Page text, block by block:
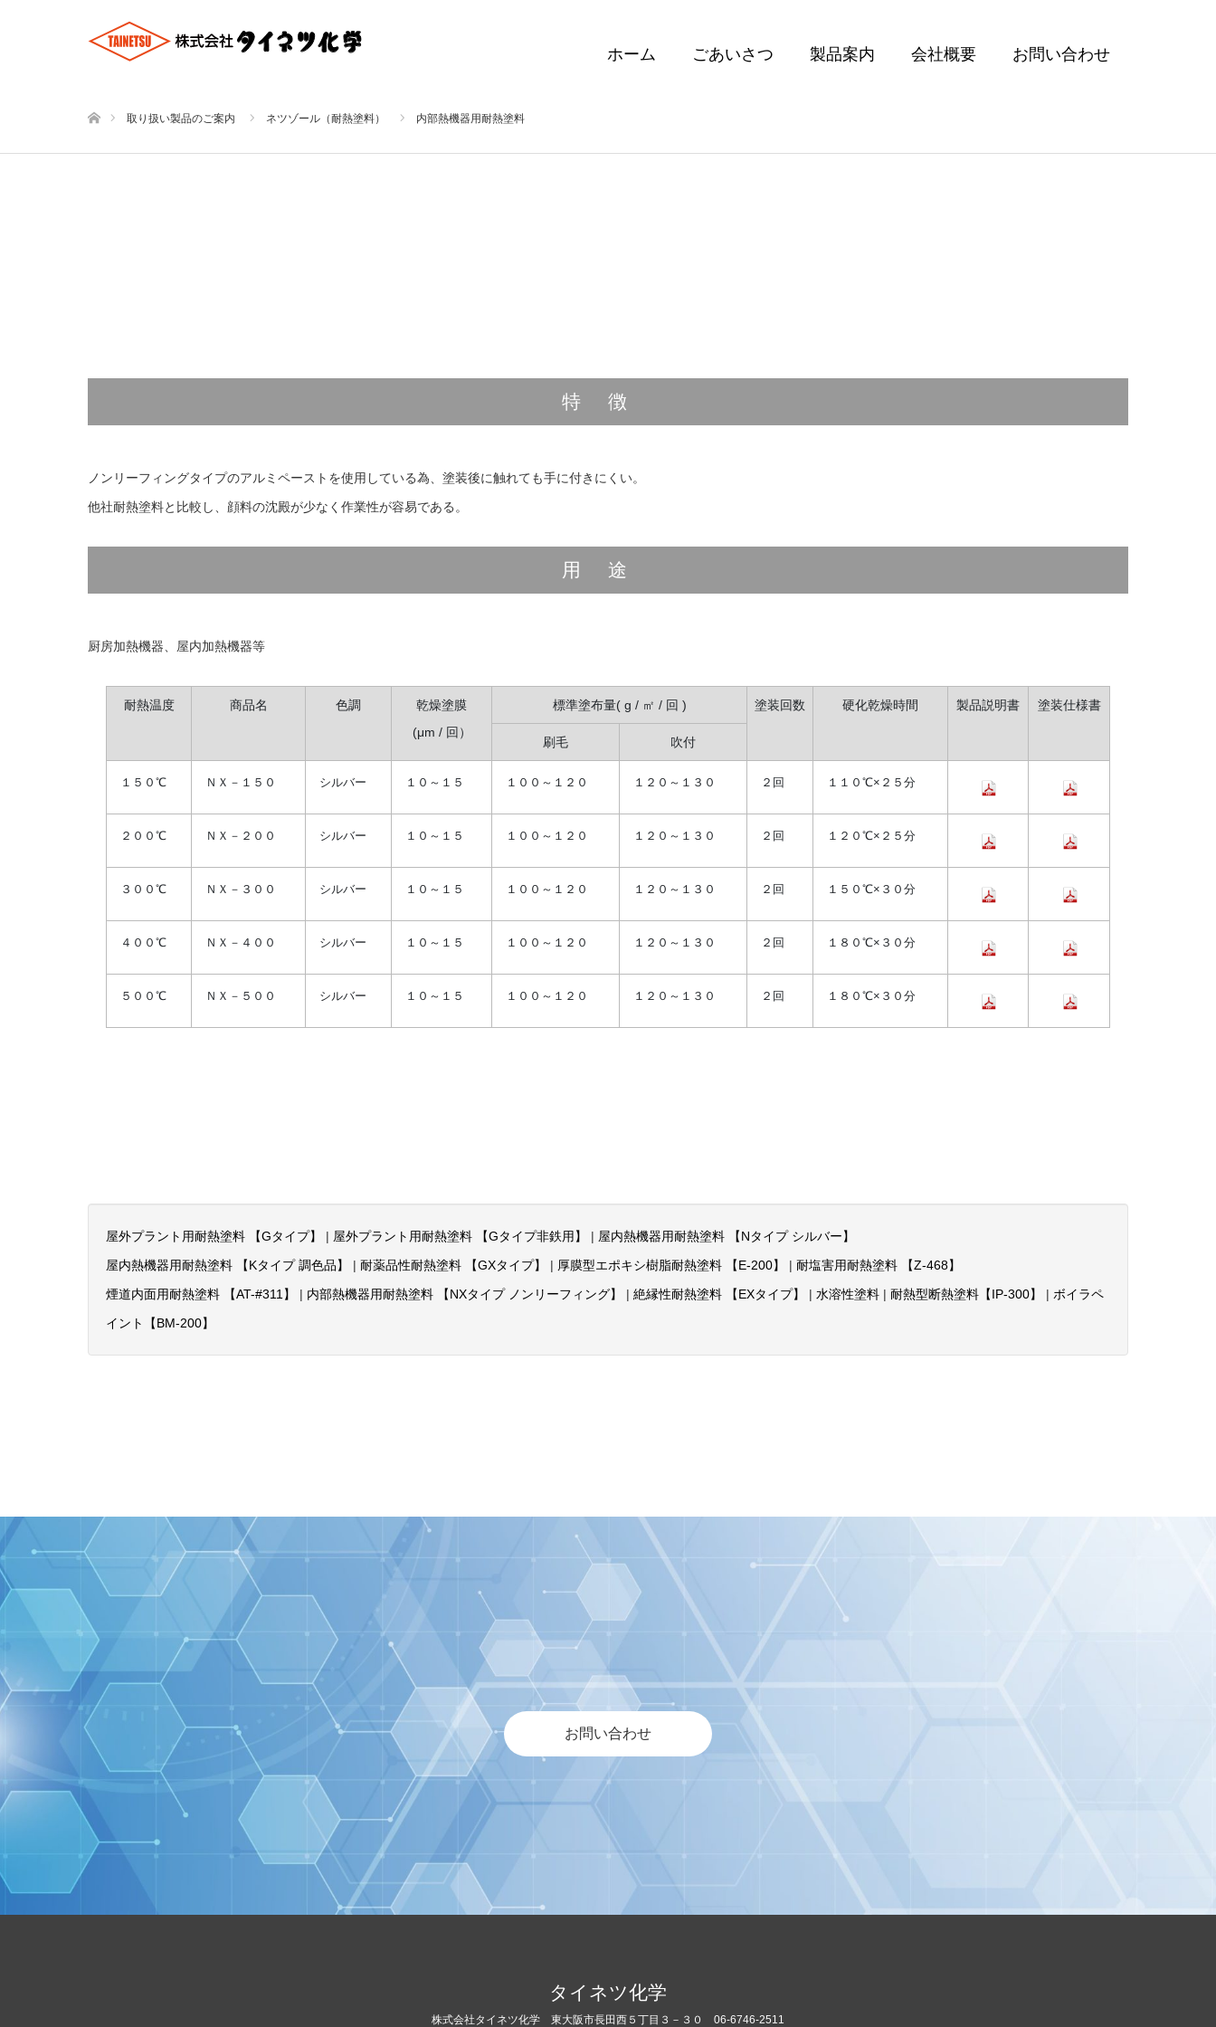
ホーム ごあいさつ 製品案内 会社概要 お問い合わせ
取り扱い製品のご案内 ネツゾール（耐熱塗料） 内部熱機器用耐熱塗料
特徴
ノンリーフィングタイプのアルミペーストを使用している為、塗装後に触れても手に付きにくい。
他社耐熱塗料と比較し、顔料の沈殿が少なく作業性が容易である。
用途
厨房加熱機器、屋内加熱機器等
耐熱温度 商品名 色調
乾燥塗膜
(μm / 回）
標準塗布量( g / ㎡ / 回 ) 塗装回数 硬化乾燥時間 製品説明書 塗装仕様書
刷毛 吹付
１５０℃ ＮＸ－１５０ シルバー １０～１５ １００～１２０ １２０～１３０ ２回 １１０℃×２５分
２００℃ ＮＸ－２００ シルバー １０～１５ １００～１２０ １２０～１３０ ２回 １２０℃×２５分
３００℃ ＮＸ－３００ シルバー １０～１５ １００～１２０ １２０～１３０ ２回 １５０℃×３０分
４００℃ ＮＸ－４００ シルバー １０～１５ １００～１２０ １２０～１３０ ２回 １８０℃×３０分
５００℃ ＮＸ－５００ シルバー １０～１５ １００～１２０ １２０～１３０ ２回 １８０℃×３０分
屋外プラント用耐熱塗料 【Gタイプ】 | 屋外プラント用耐熱塗料 【Gタイプ非鉄用】 | 屋内熱機器用耐熱塗料 【Nタイプ シルバー】
屋内熱機器用耐熱塗料 【Kタイプ 調色品】
| 耐薬品性耐熱塗料 【GXタイプ】 | 厚膜型エポキシ樹脂耐熱塗料 【E-200】 | 耐塩害用耐熱塗料 【Z-468】
煙道内面用耐熱塗料 【AT-#311】
| 内部熱機器用耐熱塗料 【NXタイプ ノンリーフィング】 | 絶縁性耐熱塗料 【EXタイプ】 | 水溶性塗料 | 耐熱型断熱塗料【IP-300】 | ボイラペ
イント【BM-200】
お問い合わせ
タイネツ化学
株式会社タイネツ化学 東大阪市長田西５丁目３－３０ 06-6746-2511